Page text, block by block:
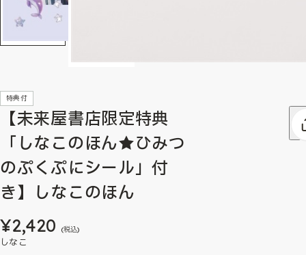
特典付
【未来屋書店限定特典
「しなこのほん★ひみつ
のぷくぷにシール」付
き】しなこのほん
¥2,420 (税込)
しなこ